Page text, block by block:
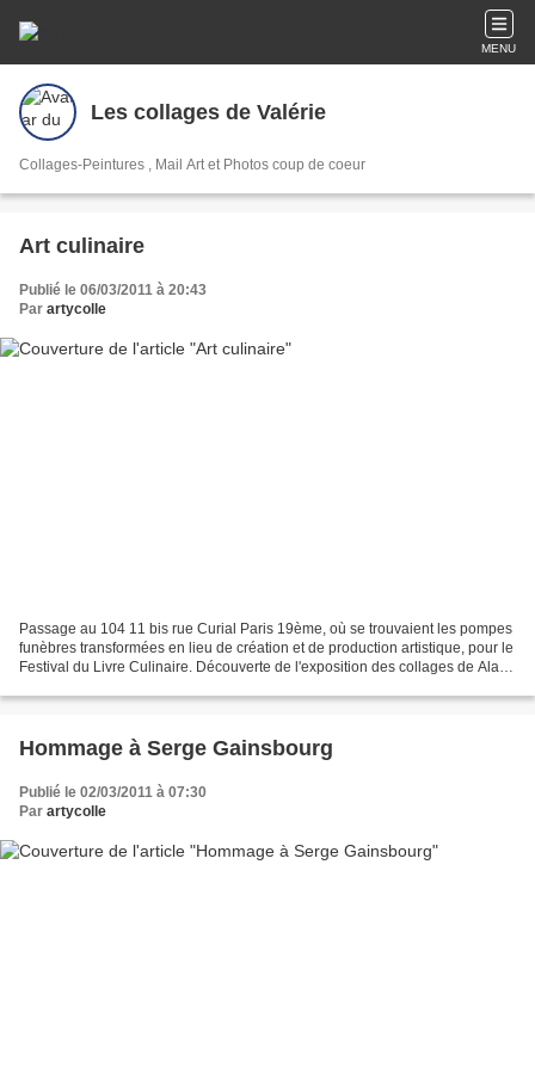
MENU
Les collages de Valérie
Collages-Peintures , Mail Art et Photos coup de coeur
Art culinaire
Publié le 06/03/2011 à 20:43
Par artycolle
Passage au 104 11 bis rue Curial Paris 19ème, où se trouvaient les pompes
funèbres transformées en lieu de création et de production artistique, pour le
Festival du Livre Culinaire. Découverte de l'exposition des collages de Alain
Hommage à Serge Gainsbourg
Publié le 02/03/2011 à 07:30
Par artycolle